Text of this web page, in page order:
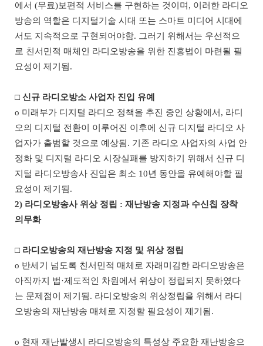
에서 (무료)보편적 서비스를 구현하는 것이며 , 이러한 라디오
방송의 역할은 디지털기술 시대 또는 스마트 미디어 시대에
서도 지속적으로 구현되어야함. 그러기 위해서는 우선적으
로 친서민적 매체인 라디오방송을 위한 진흥법이 마련될 필
요성이 제기됨.
□ 신규 라디오방소 사업자 진입 유예
o 미래부가 디지털 라디오 정책을 추진 중인 상황에서 , 라디
오의 디지털 전환이 이루어진 이후에 신규 디지털 라디오 사
업자가 출범할 것으로 예상됨. 기존 라디오 사업자의 사업 안
정화 및 디지털 라디오 시장실패를 방지하기 위해서 신규 디
지털 라디오방송사 진입은 최소 10년 동안을 유예해야할 필
요성이 제기됨.
2) 라디오방송사 위상 정립 : 재난방송 지정과 수신칩 장착
의무화
□ 라디오방송의 재난방송 지정 및 위상 정립
o 반세기 넘도록 친서민적 매체로 자래미김한 라디오방송은
아직까지 법·제도적인 차원에서 위상이 정립되지 못하였다
는 문제점이 제기됨. 라디오방송의 위상정립을 위해서 라디
오방송의 재난방송 매체로 지정할 필요성이 제기됨.
o 현재 재난발생시 라디오방송의 특성상 주요한 재난방송으